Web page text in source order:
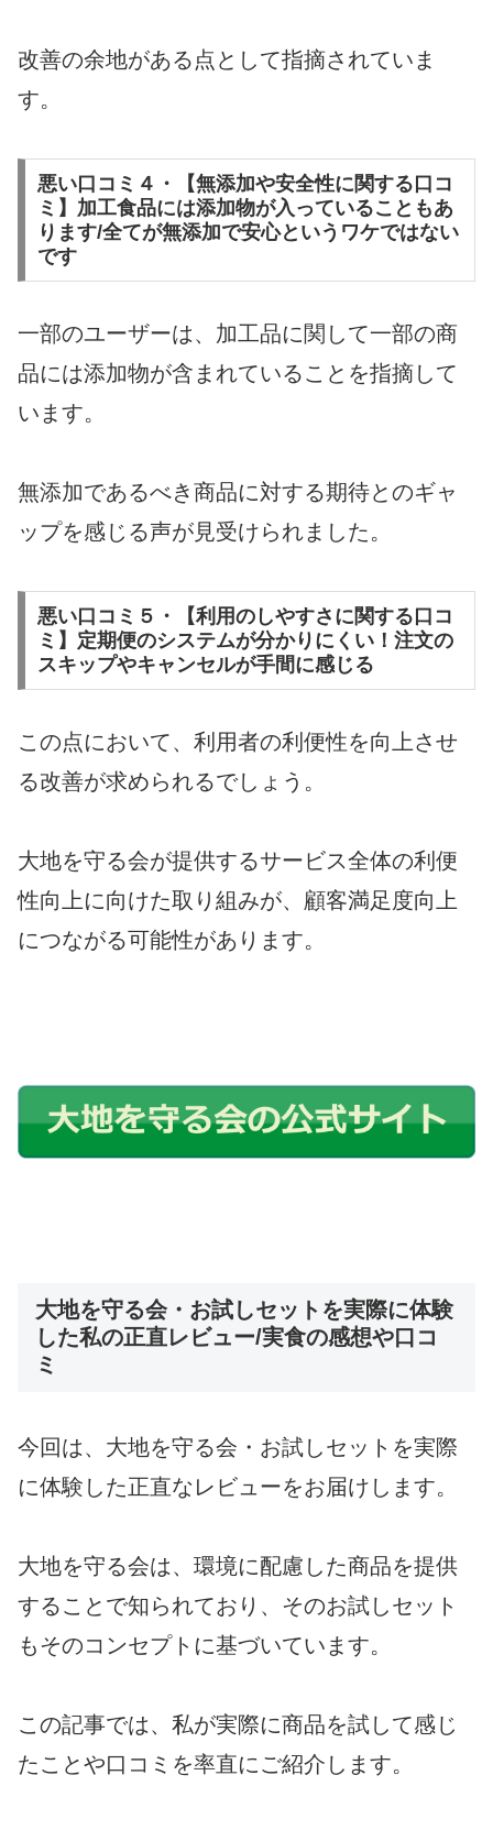
改善の余地がある点として指摘されていま
す。
悪い口コミ４・【無添加や安全性に関する口コ
ミ】加工食品には添加物が入っていることもあ
ります/全てが無添加で安心というワケではない
です
一部のユーザーは、加工品に関して一部の商
品には添加物が含まれていることを指摘して
います。
無添加であるべき商品に対する期待とのギャ
ップを感じる声が見受けられました。
悪い口コミ５・【利用のしやすさに関する口コ
ミ】定期便のシステムが分かりにくい！注文の
スキップやキャンセルが手間に感じる
この点において、利用者の利便性を向上させ
る改善が求められるでしょう。
大地を守る会が提供するサービス全体の利便
性向上に向けた取り組みが、顧客満足度向上
につながる可能性があります。
大地を守る会・お試しセットを実際に体験
した私の正直レビュー/実食の感想や口コ
ミ
今回は、大地を守る会・お試しセットを実際
に体験した正直なレビューをお届けします。
大地を守る会は、環境に配慮した商品を提供
することで知られており、そのお試しセット
もそのコンセプトに基づいています。
この記事では、私が実際に商品を試して感じ
たことや口コミを率直にご紹介します。